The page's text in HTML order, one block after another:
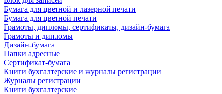
Бумага для цветной и лазерной печати
Бумага для цветной печати
Грамоты, дипломы, сертификаты, дизайн-бумага
Грамоты и дипломы
Дизайн-бумага
Папки адресные
Сертификат-бумага
Книги бухгалтерские и журналы регистрации
Журналы регистрации
Книги бухгалтерские